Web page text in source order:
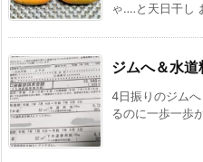
ゃ‥‥と天日干し
ジムへ＆水
4日振りのジム
るのに一歩一歩